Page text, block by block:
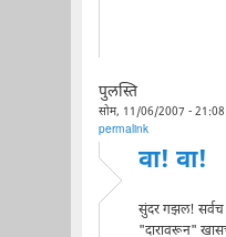
पुलस्ति
सोम, 11/06/2007 - 21:08
permalink
वा! वा!
सुंदर गझल!
"दारावरून"